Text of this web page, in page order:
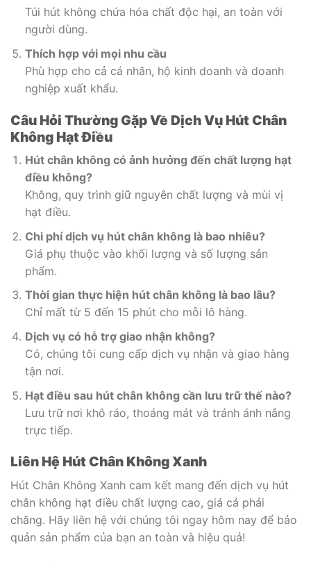
Túi hút không chứa hóa chất độc hại, an toàn với
người dùng.
Thích hợp với mọi nhu cầu
Phù hợp cho cả cá nhân, hộ kinh doanh và doanh
nghiệp xuất khẩu.
Câu Hỏi Thường Gặp Về Dịch Vụ Hút Chân
Không Hạt Điều
Hút chân không có ảnh hưởng đến chất lượng hạt
điều không?
Không, quy trình giữ nguyên chất lượng và mùi vị
hạt điều.
Chi phí dịch vụ hút chân không là bao nhiêu?
Giá phụ thuộc vào khối lượng và số lượng sản
phẩm.
Thời gian thực hiện hút chân không là bao lâu?
Chỉ mất từ 5 đến 15 phút cho mỗi lô hàng.
Dịch vụ có hỗ trợ giao nhận không?
Có, chúng tôi cung cấp dịch vụ nhận và giao hàng
tận nơi.
Hạt điều sau hút chân không cần lưu trữ thế nào?
Lưu trữ nơi khô ráo, thoáng mát và tránh ánh nắng
trực tiếp.
Liên Hệ Hút Chân Không Xanh
Hút Chân Không Xanh cam kết mang đến dịch vụ hút
chân không hạt điều chất lượng cao, giá cả phải
chăng. Hãy liên hệ với chúng tôi ngay hôm nay để bảo
quản sản phẩm của bạn an toàn và hiệu quả!